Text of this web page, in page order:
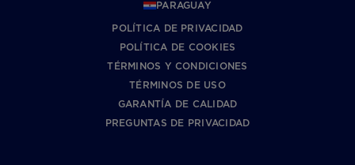
PARAGUAY
POLÍTICA DE PRIVACIDAD
POLÍTICA DE COOKIES
TÉRMINOS Y CONDICIONES
TÉRMINOS DE USO
GARANTÍA DE CALIDAD
PREGUNTAS DE PRIVACIDAD